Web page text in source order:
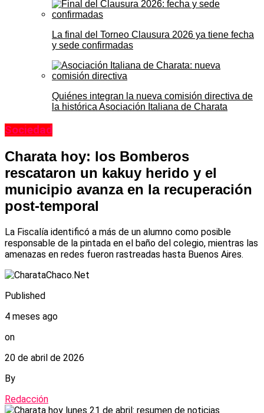
La final del Torneo Clausura 2026 ya tiene fecha
y sede confirmadas
Quiénes integran la nueva comisión directiva de
la histórica Asociación Italiana de Charata
Sociedad
Charata hoy: los Bomberos
rescataron un kakuy herido y el
municipio avanza en la recuperación
post-temporal
La Fiscalía identificó a más de un alumno como posible
responsable de la pintada en el baño del colegio, mientras las
amenazas en redes fueron rastreadas hasta Buenos Aires.
Published
4 meses ago
on
20 de abril de 2026
By
Redacción